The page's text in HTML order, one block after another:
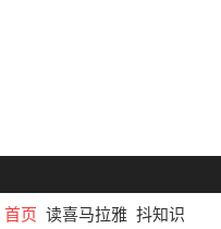
首页 读喜马拉雅 抖知识